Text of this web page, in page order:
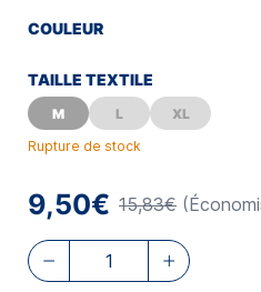
COULEUR
TAILLE TEXTILE
M L
XL
Rupture de stock
9,50€ 15,83€